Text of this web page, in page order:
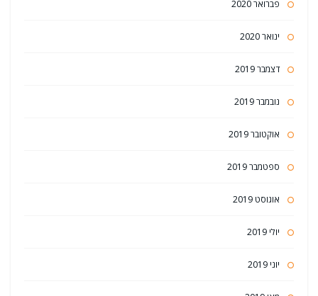
פברואר 2020
ינואר 2020
דצמבר 2019
נובמבר 2019
אוקטובר 2019
ספטמבר 2019
אוגוסט 2019
יולי 2019
יוני 2019